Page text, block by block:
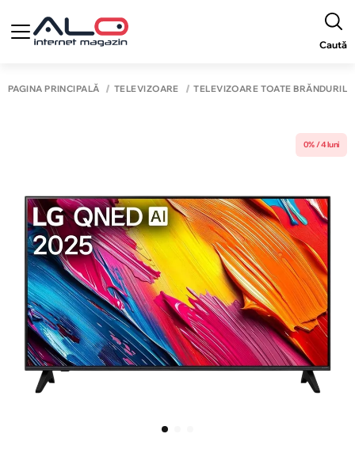
Caută
PAGINA PRINCIPALĂ TELEVIZOARE TELEVIZOARE TOATE BRĂNDURILE
0% / 4 luni